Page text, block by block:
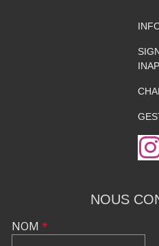
NOUS
NOM *